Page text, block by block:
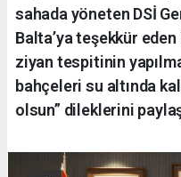
sahada yöneten DSİ
Balta’ya teşekkür
ziyan tespitinin
bahçeleri su altında
olsun” dileklerini